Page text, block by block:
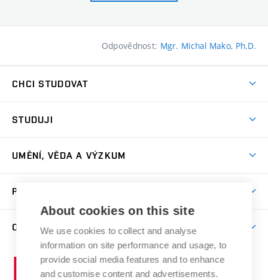
Odpovědnost: Mgr. Michal Mako, Ph.D.
CHCI STUDOVAT
Přijímačky
Dny otevřených dveří
Přípravné kurzy
Studium bez bariér
Katedra teorií a dějin umění
Kabinety a dílny
Kontakt
STUDUJI
Časový plán studia
Studijní předpisy a formuláře
Studium a stáže v zahraničí
Rezidenční pobyty
Odborná praxe
UMĚNÍ, VĚDA A VÝZKUM
Publikační činnost
Projekty
Výstavy
PRO VEŘEJNOST
Letní školy a semestrální kurzy
Nakladatelská a vydavatelská činnost
Research Catalogue
O FAKULTĚ
Aktuality
Informační tabule
Vysoké
About cookies on this site
We use cookies to collect and analyse
information on site performance and usage, to
provide social media features and to enhance
and customise content and advertisements.